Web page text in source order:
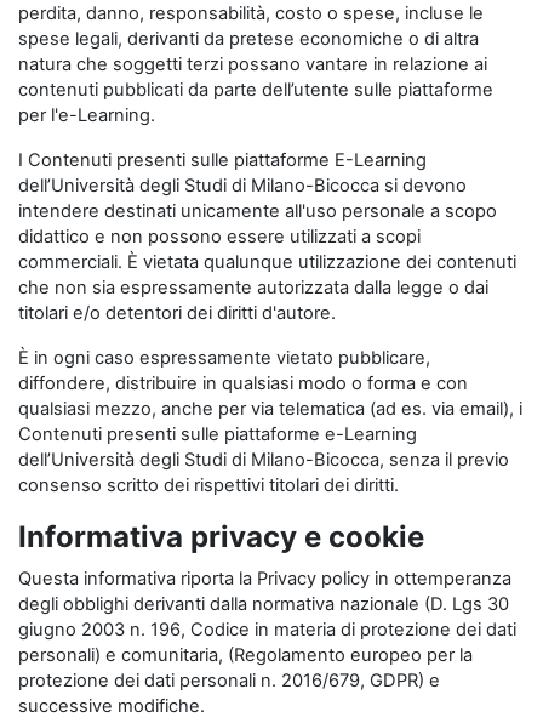
perdita, danno, responsabilità, costo o spese, incluse le
spese legali, derivanti da pretese economiche o di altra
natura che soggetti terzi possano vantare in relazione ai
contenuti pubblicati da parte dell’utente sulle piattaforme
per l'e-Learning.
I Contenuti presenti sulle piattaforme E-Learning
dell’Università degli Studi di Milano-Bicocca si devono
intendere destinati unicamente all'uso personale a scopo
didattico e non possono essere utilizzati a scopi
commerciali. È vietata qualunque utilizzazione dei contenuti
che non sia espressamente autorizzata dalla legge o dai
titolari e/o detentori dei diritti d'autore.
È in ogni caso espressamente vietato pubblicare,
diffondere, distribuire in qualsiasi modo o forma e con
qualsiasi mezzo, anche per via telematica (ad es. via email), i
Contenuti presenti sulle piattaforme e-Learning
dell’Università degli Studi di Milano-Bicocca, senza il previo
consenso scritto dei rispettivi titolari dei diritti.
Informativa privacy e cookie
Questa informativa riporta la Privacy policy in ottemperanza
degli obblighi derivanti dalla normativa nazionale (D. Lgs 30
giugno 2003 n. 196, Codice in materia di protezione dei dati
personali) e comunitaria, (Regolamento europeo per la
protezione dei dati personali n. 2016/679, GDPR) e
successive modifiche.